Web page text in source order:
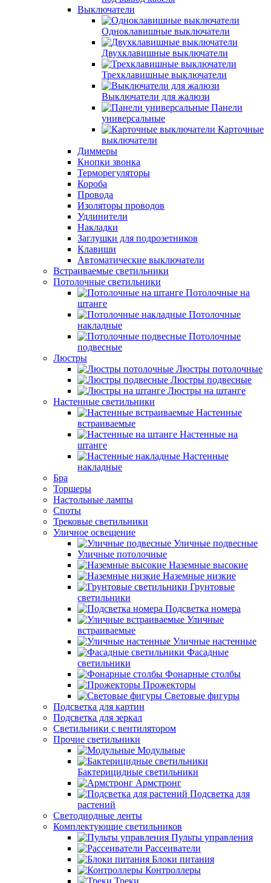
Выключатели
Одноклавишные выключатели
Двухклавишные выключатели
Трехклавишные выключатели
Выключатели для жалюзи
Панели
универсальные
Карточные
выключатели
Диммеры
Кнопки звонка
Терморегуляторы
Короба
Провода
Изоляторы проводов
Удлинители
Накладки
Заглушки для подрозетников
Клавиши
Автоматические выключатели
Встраиваемые светильники
Потолочные светильники
Потолочные на
штанге
Потолочные
накладные
Потолочные
подвесные
Люстры
Люстры потолочные
Люстры подвесные
Люстры на штанге
Настенные светильники
Настенные
встраиваемые
Настенные на
штанге
Настенные
накладные
Бра
Торшеры
Настольные лампы
Споты
Трековые светильники
Уличное освещение
Уличные подвесные
Уличные потолочные
Наземные высокие
Наземные низкие
Грунтовые
светильники
Подсветка номера
Уличные
встраиваемые
Уличные настенные
Фасадные
светильники
Фонарные столбы
Прожекторы
Световые фигуры
Подсветка для картин
Подсветка для зеркал
Светильники с вентилятором
Прочие светильники
Модульные
Бактерицидные светильники
Армстронг
Подсветка для
растений
Светодиодные ленты
Комплектующие светильников
Пульты управления
Рассеиватели
Блоки питания
Контроллеры
Треки